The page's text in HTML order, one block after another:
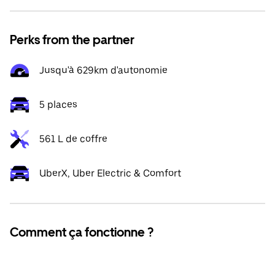
Perks from the partner
Jusqu'à 629km d'autonomie
5 places
561 L de coffre
UberX, Uber Electric & Comfort
Comment ça fonctionne ?